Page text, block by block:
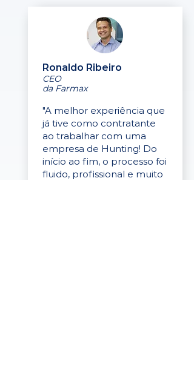
Ronaldo Ribeiro
CEO
da Farmax
"A melhor experiência que
já tive como contratante
ao trabalhar com uma
empresa de Hunting! Do
início ao fim, o processo foi
fluido, profissional e muito